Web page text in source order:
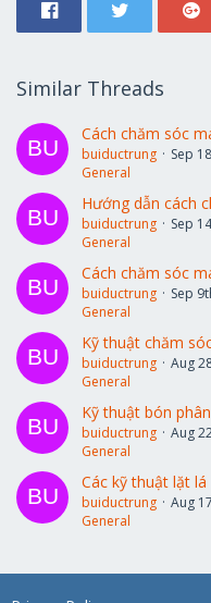
Similar Threads
Cách chăm sóc
buiductrung
Sep
General
Hướng dẫn cách
buiductrung
Sep
General
Cách chăm sóc
buiductrung
Sep
General
Kỹ thuật chăm
buiductrung
Aug
General
Kỹ thuật bón
buiductrung
Aug
General
Các kỹ thuật lặt
buiductrung
Aug
General